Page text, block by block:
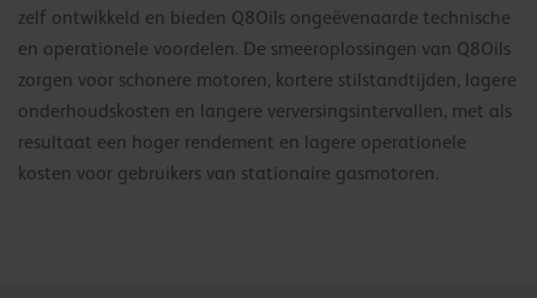
zelf ontwikkeld en bieden Q8Oils ongeëvenaarde technische
en operationele voordelen. De smeeroplossingen van Q8Oils
zorgen voor schonere motoren, kortere stilstandtijden, lagere
onderhoudskosten en langere verversingsintervallen, met als
resultaat een hoger rendement en lagere operationele
kosten voor gebruikers van stationaire gasmotoren.